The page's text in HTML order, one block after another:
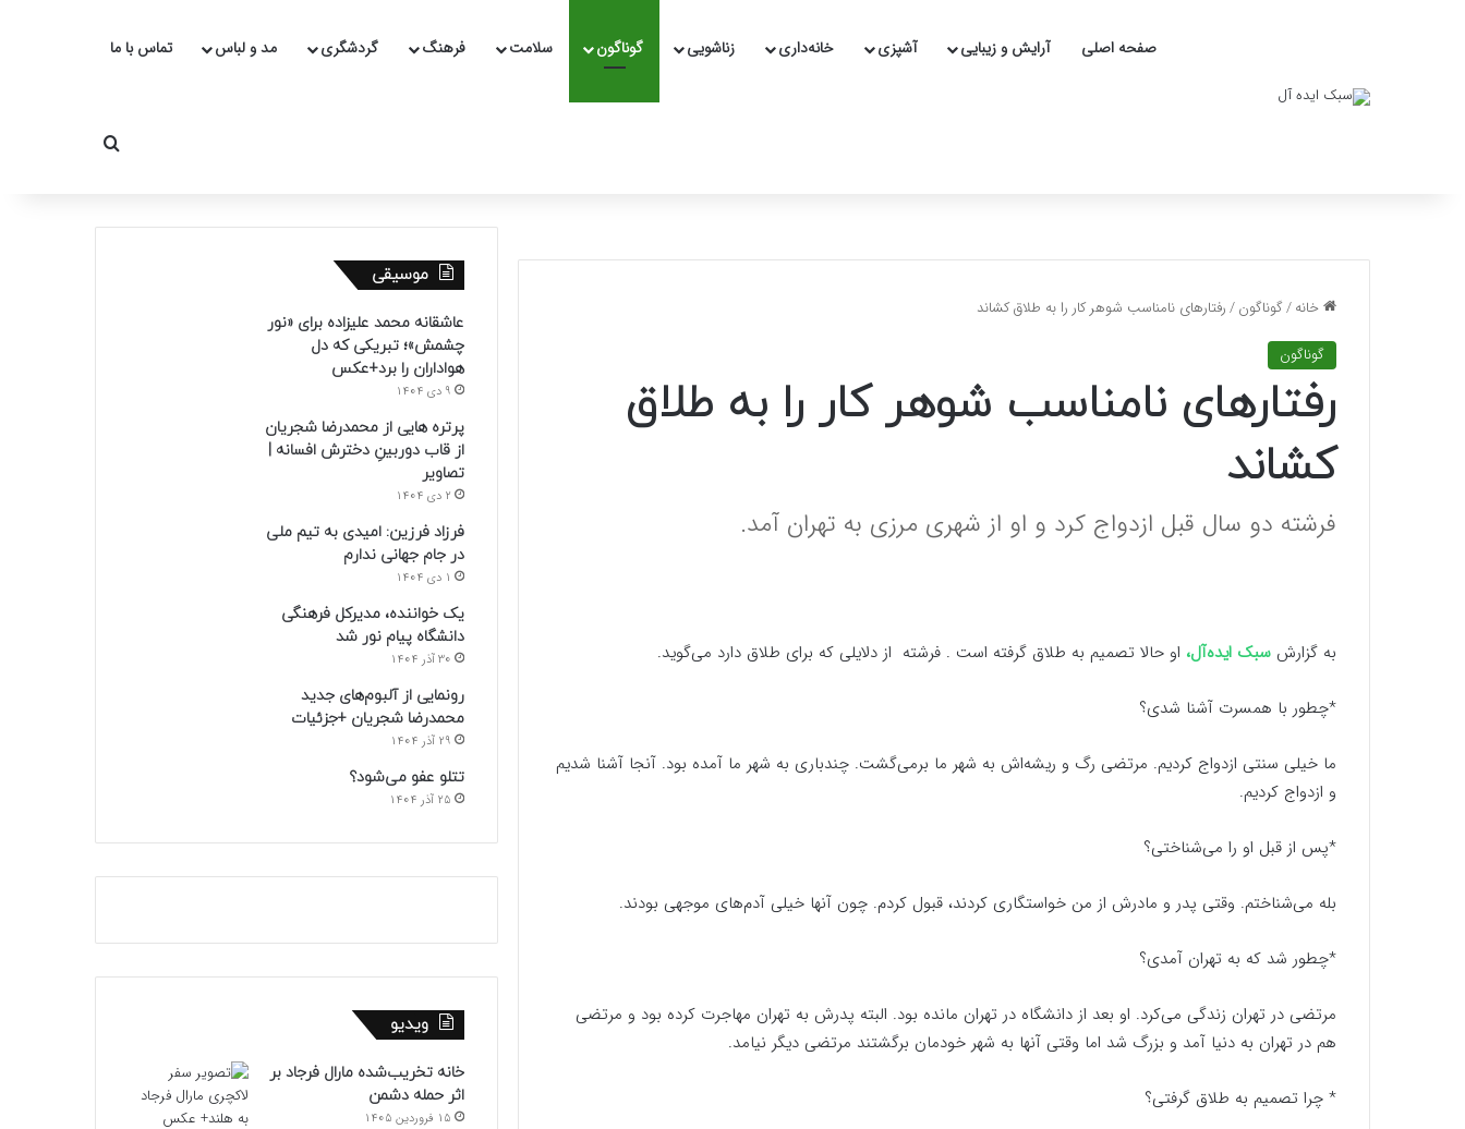
صفحه اصلی آرایش و زیبایی آشپزی خانه‌داری زناشویی گوناگون سلامت فرهنگ گردشگری مد و لباس تماس با ما
جستجو برای
خانه/گوناگون/رفتارهای نامناسب شوهر کار را به طلاق کشاند
گوناگون
رفتارهای نامناسب شوهر کار را به طلاق
کشاند
فرشته دو سال قبل ازدواج کرد و او از شهری مرزی به تهران آمد.
به گزارش سبک ایده‌آل، او حالا تصمیم به طلاق گرفته است . فرشته از دلایلی که برای طلاق دارد می‌گوید.
*چطور با همسرت آشنا شدی؟
ما خیلی سنتی ازدواج کردیم. مرتضی رگ و ریشه‌اش به شهر ما برمی‌گشت. چندباری به شهر ما آمده بود. آنجا آشنا شدیم
و ازدواج کردیم.
*پس از قبل او را می‌شناختی؟
بله می‌شناختم. وقتی پدر و مادرش از من خواستگاری کردند، قبول کردم. چون آنها خیلی آدم‌های موجهی بودند.
*چطور شد که به تهران آمدی؟
مرتضی در تهران زندگی می‌کرد. او بعد از دانشگاه در تهران مانده بود. البته پدرش به تهران مهاجرت کرده بود و مرتضی
هم در تهران به دنیا آمد و بزرگ شد اما وقتی آنها به شهر خودمان برگشتند مرتضی دیگر نیامد.
* چرا تصمیم به طلاق گرفتی؟
موسیقی
عاشقانه محمد علیزاده برای «نور
چشمش»؛ تبریکی که دل
هواداران را برد+عکس
9 دی 1404
پرتره هایی از محمدرضا شجریان
از قاب دوربینِ دخترش افسانه |
تصاویر
2 دی 1404
فرزاد فرزین: امیدی به تیم ملی
در جام جهانی ندارم
1 دی 1404
یک خواننده، مدیرکل فرهنگی
دانشگاه پیام نور شد
30 آذر 1404
رونمایی از آلبوم‌های جدید
محمدرضا شجریان +جزئیات
29 آذر 1404
تتلو عفو می‌شود؟
25 آذر 1404
ویدیو
خانه تخریب‌شده مارال فرجاد بر
اثر حمله دشمن
15 فروردین 1405